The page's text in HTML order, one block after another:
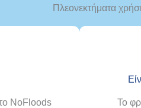
Πλεονεκτήματα
NoFloods
Το